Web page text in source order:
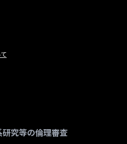
究等の倫理審査